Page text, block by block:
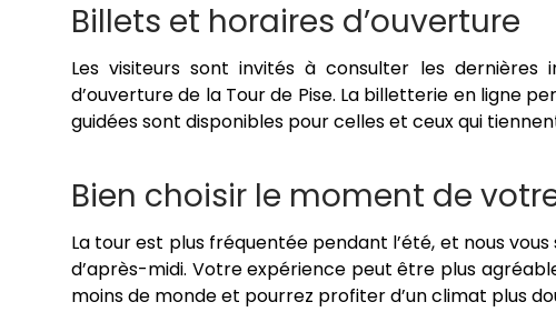
Billets et horaires d’ouverture
Les visiteurs sont invités à consulter les
d’ouverture de la Tour de Pise. La billetterie en ligne
guidées sont disponibles pour celles et ceux qui
Bien choisir le moment de
La tour est plus fréquentée pendant l’été, et nous
d’après-midi. Votre expérience peut être plus
moins de monde et pourrez profiter d’un climat plus